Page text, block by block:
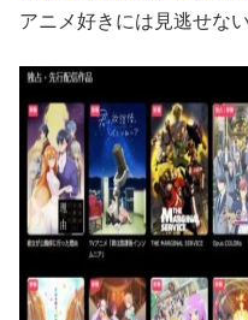
アニメ好きには見逃せな